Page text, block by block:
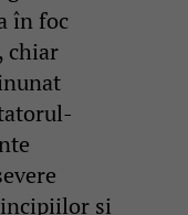
în foc
chiar
și